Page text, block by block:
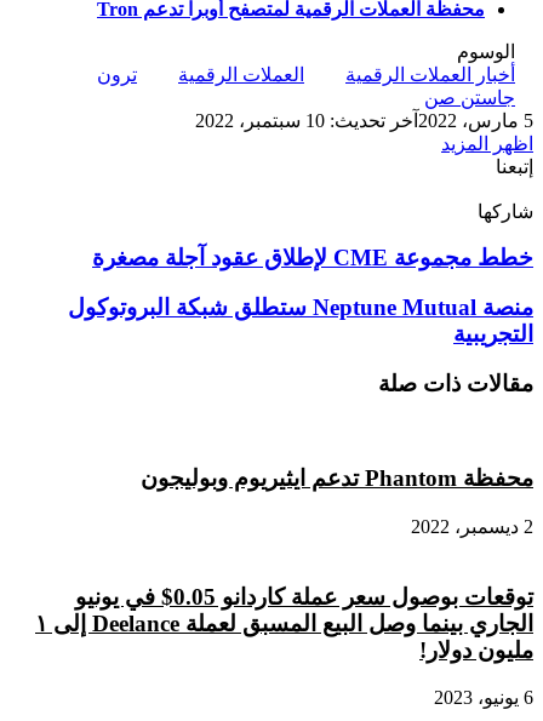
محفظة العملات الرقمية لمتصفح أوبرا تدعم Tron
الوسوم
أخبار العملات الرقمية
العملات الرقمية
ترون
جاستن صن
5 مارس، 2022
آخر تحديث: 10 سبتمبر، 2022
اظهر المزيد
إتبعنا
شاركها
خطط
CME
لإطلاق
عقود
آجلة
مصغرة
خطط مجموعة CME لإطلاق عقود آجلة مصغرة
منصة
Neptune
Mutual
ستطلق
شبكة
منصة Neptune Mutual ستطلق شبكة البروتوكول
التجريبية
مقالات ذات صلة
محفظة Phantom تدعم ايثيريوم وبوليجون
2 ديسمبر، 2022
توقعات بوصول سعر عملة كاردانو 0.05$ في يونيو
الجاري بينما وصل البيع المسبق لعملة Deelance إلى ١
مليون دولار!
6 يونيو، 2023